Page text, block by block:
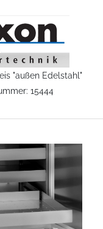
"außen Edelstahl"
15444